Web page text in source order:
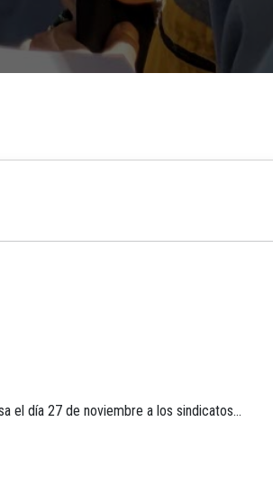
el día 27 de noviembre a los sindicatos…